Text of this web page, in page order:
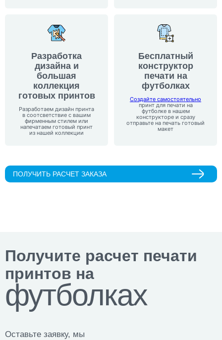
Разработка
дизайна и
большая
коллекция
готовых принтов
Разработаем дизайн принта
в соотсветствие с вашим
фирменным стилем или
напечатаем готовый принт
из нашей коллекции
Бесплатный
конструктор
печати на
футболках
Создайте самостоятельно
принт для печати на
футболке в нашем
конструкторе и сразу
отправьте на печать готовый
макет
ПОЛУЧИТЬ РАСЧЕТ ЗАКАЗА
Получите расчет печати
принтов на
футболках
Оставьте заявку, мы